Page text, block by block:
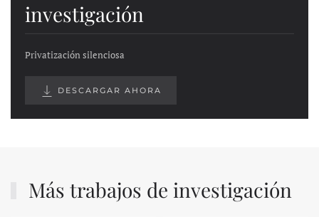
investigación
Privatización silenciosa
DESCARGAR AHORA
Más trabajos de investigación